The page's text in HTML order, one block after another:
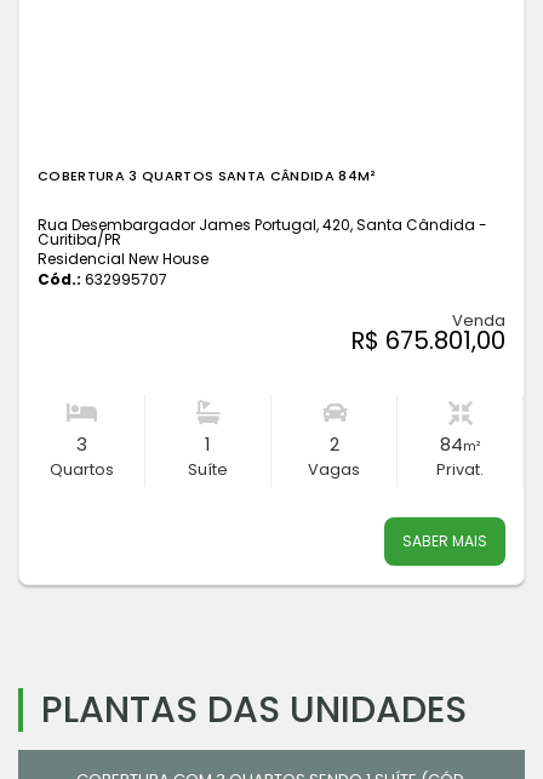
COBERTURA 3 QUARTOS SANTA CÂNDIDA 84M²
Rua Desembargador James Portugal, 420, Santa Cândida -
Curitiba/PR
Residencial New House
Cód.: 632995707
Venda
R$ 675.801,00
3
Quartos
1
Suíte
2
Vagas
84m²
Privat.
SABER MAIS
PLANTAS DAS UNIDADES